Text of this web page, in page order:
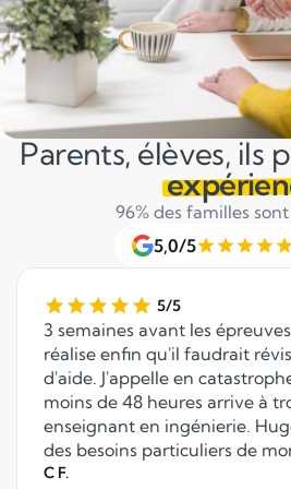
Parents, élèves, ils
96% des familles
5,0/5
5/5
3 semaines avant les
réalise enfin qu'il faudrait
d'aide. J'appelle en
moins de 48 heures arrive à
enseignant en ingénierie.
des besoins particuliers de
extrêmement patient, hyper
C F.